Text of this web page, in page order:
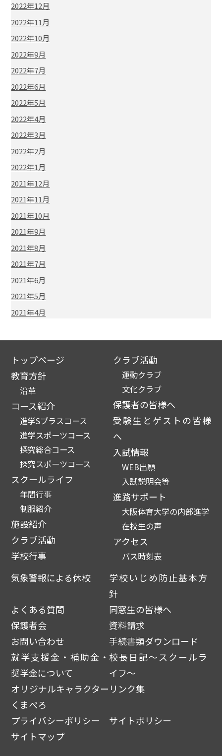
2022年12月
2022年11月
2022年10月
2022年9月
2022年7月
2022年6月
2022年5月
2022年4月
2022年3月
2022年2月
2022年1月
2021年12月
2021年11月
2021年10月
2021年9月
2021年8月
2021年7月
2021年6月
2021年5月
2021年4月
トップページ
教育方針
沿革
コース紹介
進学Sプラスコース
進学スポーツコース
探究総合コース
探究スポーツコース
スクールライフ
年間行事
制服紹介
施設紹介
クラブ活動
学校行事
クラブ活動
運動クラブ
文化クラブ
保護者の皆様へ
受験生とゲストの皆様
へ
入試情報
WEB出願
入試説明会等
進路サポート
大阪体育大学の内部進学
在校生の声
アクセス
バス時刻表
気象警報による休校
学校いじめ防止基本方
針
よくある質問
同窓生の皆様へ
保護者会
資料請求
お問い合わせ
手続書類ダウンロード
就学支援金・補助金・
奨学金について
校長日記～スクールラ
イフ～
オリジナルキャラクター
くまぺろ
リンク集
プライバシーポリシー
サイトポリシー
サイトマップ